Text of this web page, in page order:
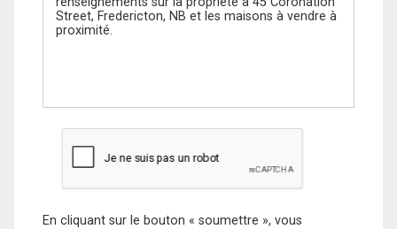
En cliquant sur le bouton « soumettre », vous